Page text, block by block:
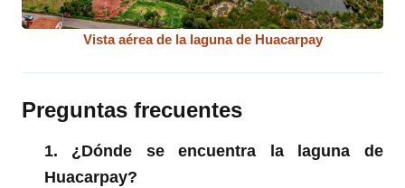
Vista aérea de la laguna de Huacarpay
Preguntas frecuentes
1. ¿Dónde se encuentra la laguna de
Huacarpay?